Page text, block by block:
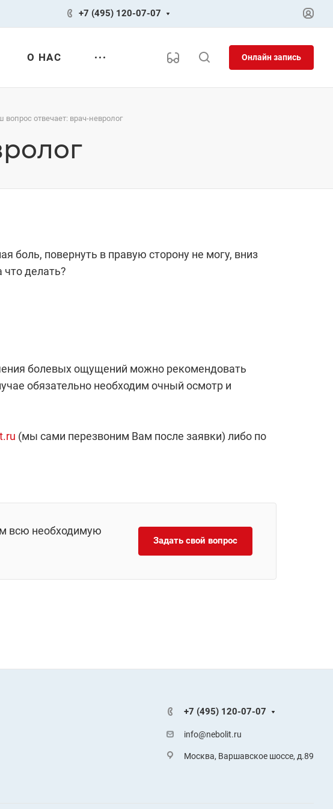
+7 (495) 120-07-07
О НАС Онлайн запись
вопрос отвечает: врач-невролог
боль, повернуть в правую сторону не могу, вниз
делать?
болевых ощущений можно рекомендовать
обязательно необходим очный осмотр и
(мы сами перезвоним Вам после заявки) либо по
всю необходимую
Задать свой вопрос
+7 (495) 120-07-07
info@nebolit.ru
Москва, Варшавское шоссе, д.89